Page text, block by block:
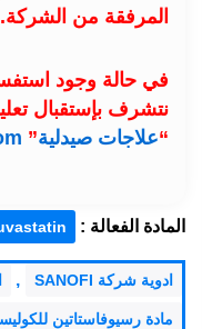
المرفقة من الشركة.
في حالة وجود
نتشرف بإستقبال
“علاجات صيدلية”
المادة الفعالة :
ادوية شركة SANOFI ,
مادة رسيوفاستاتين